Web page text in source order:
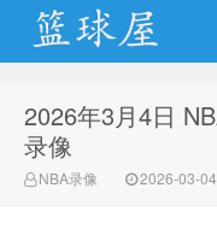
NBA录像网
2026年3月4日
录像
NBA录像 2026-03-